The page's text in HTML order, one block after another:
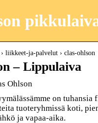
liikkeet-ja-palvelut › clas-ohlson
– Lippulaiva
Ohlson
on tuhansia
tuoteryhmissä koti,
ja vapaa-aika.